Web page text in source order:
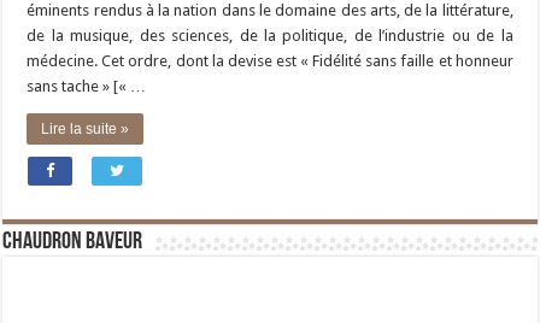
éminents rendus à la nation dans le domaine des arts, de la littérature,
de la musique, des sciences, de la politique, de l’industrie ou de la
médecine. Cet ordre, dont la devise est « Fidélité sans faille et honneur
sans tache » [« …
Lire la suite »
Chaudron Baveur